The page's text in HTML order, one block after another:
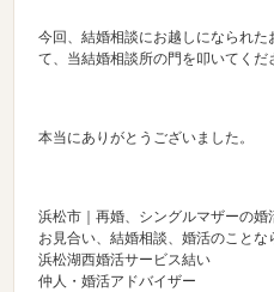
今回、結婚相談にお越しになられ
て、当結婚相談所の門を叩いてくだ
本当にありがとうございました。
浜松市｜再婚、シングルマザーの婚
お見合い、結婚相談、婚活のことな
浜松湖西婚活サービス結い
仲人・婚活アドバイザー